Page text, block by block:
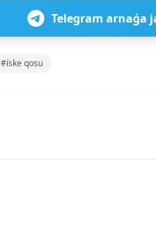
Telegram arnaǵa
#íske qosu